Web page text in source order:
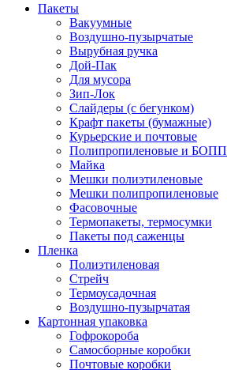
Пакеты
Вакуумные
Воздушно-пузырчатые
Вырубная ручка
Дой-Пак
Для мусора
Зип-Лок
Слайдеры (с бегунком)
Крафт пакеты (бумажные)
Курьерские и почтовые
Полипропиленовые и БОПП
Майка
Мешки полиэтиленовые
Мешки полипропиленовые
Фасовочные
Термопакеты, термосумки
Пакеты под саженцы
Пленка
Полиэтиленовая
Стрейч
Термоусадочная
Воздушно-пузырчатая
Картонная упаковка
Гофрокороба
Самосборные коробки
Почтовые коробки